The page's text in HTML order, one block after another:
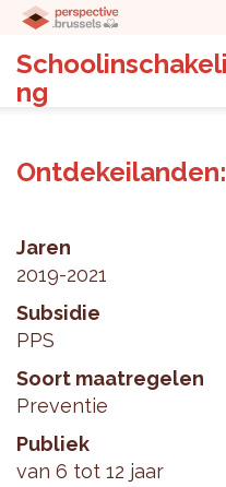
Schoolinschakeli
ng
Jaren
2019-2021
Subsidie
PPS
Soort maatregelen
Preventie
Publiek
van 6 tot 12 jaar